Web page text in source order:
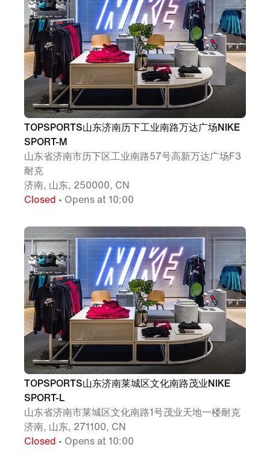
TOPSPORTS山东济南历下工业南路万达广场NIKE
SPORT-M
山东省济南市历下区工业南路57号高新万达广场F3
耐克
济南, 山东, 250000, CN
Closed • Opens at 10:00
TOPSPORTS山东济南莱城区文化南路茂业NIKE
SPORT-L
山东省济南市莱城区文化南路1号茂业天地一楼耐克
济南, 山东, 271100, CN
Closed • Opens at 10:00